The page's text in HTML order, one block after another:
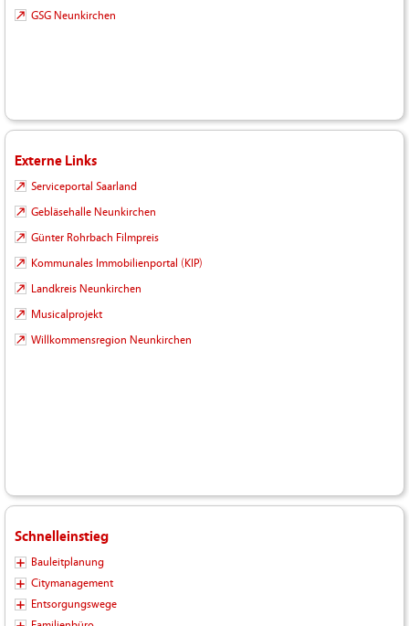
GSG Neunkirchen
Externe Links
Serviceportal Saarland
Gebläsehalle Neunkirchen
Günter Rohrbach Filmpreis
Kommunales Immobilienportal (KIP)
Landkreis Neunkirchen
Musicalprojekt
Willkommensregion Neunkirchen
Schnelleinstieg
Bauleitplanung
Citymanagement
Entsorgungswege